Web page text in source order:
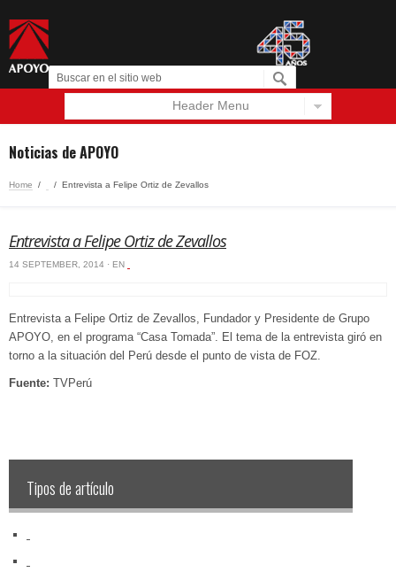
Header Menu
Noticias de APOYO
Home / / Entrevista a Felipe Ortiz de Zevallos
Entrevista a Felipe Ortiz de Zevallos
14 SEPTEMBER, 2014 · EN
Entrevista a Felipe Ortiz de Zevallos, Fundador y Presidente de Grupo
APOYO, en el programa “Casa Tomada”. El tema de la entrevista giró en
torno a la situación del Perú desde el punto de vista de FOZ.
Fuente: TVPerú
Tipos de artículo